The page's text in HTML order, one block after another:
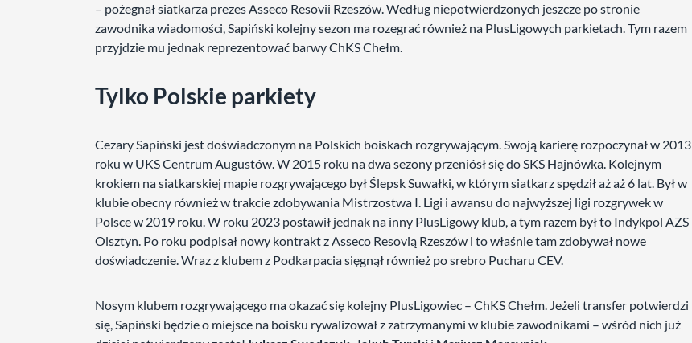
– pożegnał siatkarza prezes Asseco Resovii Rzeszów. Według niepotwierdzonych jeszcze po stronie
zawodnika wiadomości, Sapiński kolejny sezon ma rozegrać również na PlusLigowych parkietach. Tym razem
przyjdzie mu jednak reprezentować barwy ChKS Chełm.
Tylko Polskie parkiety
Cezary Sapiński jest doświadczonym na Polskich boiskach rozgrywającym. Swoją karierę rozpoczynał w 2013
roku w UKS Centrum Augustów. W 2015 roku na dwa sezony przeniósł się do SKS Hajnówka. Kolejnym
krokiem na siatkarskiej mapie rozgrywającego był Ślepsk Suwałki, w którym siatkarz spędził aż aż 6 lat. Był w
klubie obecny również w trakcie zdobywania Mistrzostwa I. Ligi i awansu do najwyższej ligi rozgrywek w
Polsce w 2019 roku. W roku 2023 postawił jednak na inny PlusLigowy klub, a tym razem był to Indykpol AZS
Olsztyn. Po roku podpisał nowy kontrakt z Asseco Resovią Rzeszów i to właśnie tam zdobywał nowe
doświadczenie. Wraz z klubem z Podkarpacia sięgnął również po srebro Pucharu CEV.
Nosym klubem rozgrywającego ma okazać się kolejny PlusLigowiec – ChKS Chełm. Jeżeli transfer potwierdzi
się, Sapiński będzie o miejsce na boisku rywalizował z zatrzymanymi w klubie zawodnikami – wśród nich już